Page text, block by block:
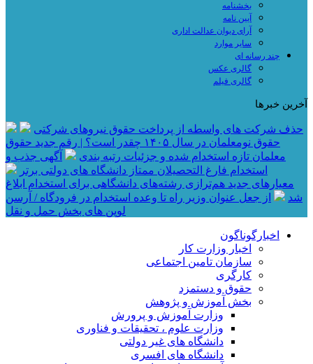
بخشنامه
آیین نامه
آرای دیوان عدالت اداری
سایر موارد
چند رسانه ای
گالری عکس
گالری فیلم
آخرین خبرها
حذف شرکت های واسطه از پرداخت حقوق نیروهای شرکتی
حقوق نومعلمان در سال ۱۴۰۵ چقدر است؟ | رقم جدید حقوق
معلمان تازه استخدام شده و جزئیات رتبه بندی
آگهی جذب و
استخدام فارغ التحصیلان ممتاز دانشگاه های دولتی برتر
معیار‌های جدید هم‌ترازی رشته‌های دانشگاهی برای استخدام ابلاغ
شد
از جعل عنوان وزیر راه تا وعده استخدام در فرودگاه / آرسن
لوپن های بخش حمل و نقل
اخبارگوناگون
اخبار وزارت کار
سازمان تامین اجتماعی
کارگری
حقوق و دستمزد
بخش آموزش و پژوهش
وزارت آموزش و پرورش
وزارت علوم ، تحقیقات و فناوری
دانشگاه های غیر دولتی
دانشگاه های افسری